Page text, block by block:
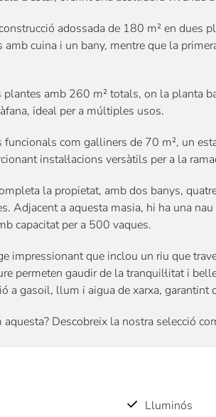
adossada de 180 m² en dues
cuina i un bany, mentre que la
amb 260 m² totals, on la planta
ideal per a múltiples usos.
com galliners de 70 m², un
instal·lacions versàtils per a la
la propietat, amb dos banys,
Adjacent a aquesta masia, hi ha una
capacitat per a 500 vaques.
impressionant que inclou un riu que
permeten gaudir de la tranquil·litat i
a gasoil, llum i aigua de xarxa,
Descobreix la nostra selecció
Lluminós